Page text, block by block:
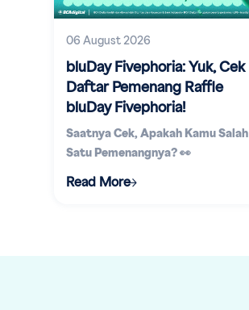
06 August 2026
bluDay Fivephoria: Yuk, Cek
Daftar Pemenang Raffle
bluDay Fivephoria!
Saatnya Cek, Apakah Kamu Salah
Satu Pemenangnya? 👀
Read More